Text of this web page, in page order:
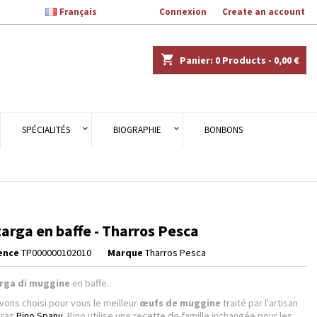
Connexion Create an account
Français
shopping_cart Panier: 0 Products - 0,00 €
SPÉCIALITÉS BIOGRAPHIE BONBONS
en baffe - Tharros Pesca
TP000000102010 Marque Tharros Pesca
di muggine en baffe.
choisi pour vous le meilleur œufs de muggine traité par l'artisan